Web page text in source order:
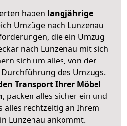
haben langjährige
Umzüge nach Lunzenau
die ein Umzug
nach Lunzenau mit sich
sich um alles, von der
des Umzugs.
Transport Ihrer Möbel
, packen alles sicher ein und
alles rechtzeitig an Ihrem
Lunzenau ankommt.